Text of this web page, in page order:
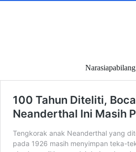
Narasiapabilang